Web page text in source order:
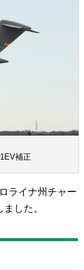
補正
ライナ州チャー
した。